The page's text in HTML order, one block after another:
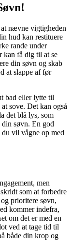
nævne vigtigheden
hud kan restituere
rande under
kan få dig til at se
din søvn og skab
at slappe af før
bad eller lytte til
sove. Det kan også
det blå lys, som
din søvn. En god
vil vågne op med
men
som at forbedre
prioritere søvn,
kommer indefra,
om det er med en
ved at tage tid til
både din krop og